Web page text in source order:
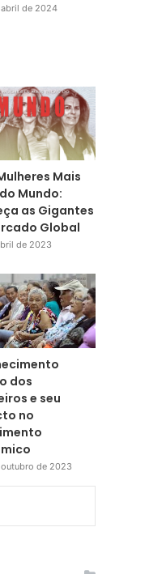
de 2024
Mais
Mundo:
as Gigantes
Global
de 2023
dos
e seu
no
de 2023